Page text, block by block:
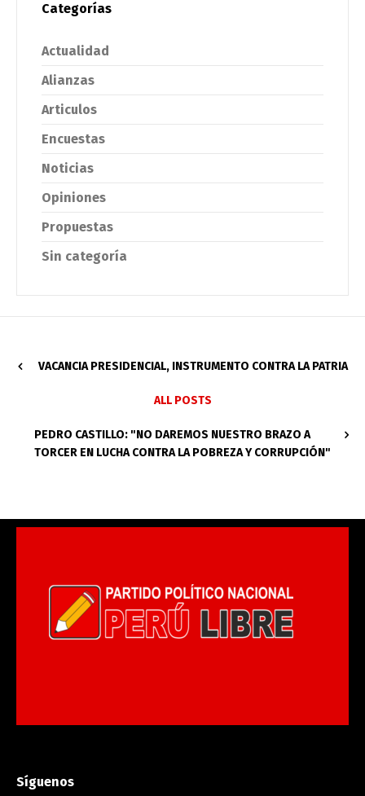
Categorías
Actualidad
Alianzas
Articulos
Encuestas
Noticias
Opiniones
Propuestas
Sin categoría
VACANCIA PRESIDENCIAL, INSTRUMENTO CONTRA LA PATRIA
ALL POSTS
PEDRO CASTILLO: "NO DAREMOS NUESTRO BRAZO A
TORCER EN LUCHA CONTRA LA POBREZA Y CORRUPCIÓN"
Síguenos